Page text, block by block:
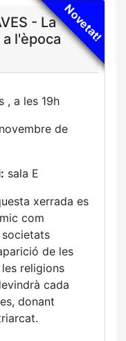
Novetat!
- La
l'època
, a les 19h
de
sala E
xerrada es
com
de les
religions
cada
donant